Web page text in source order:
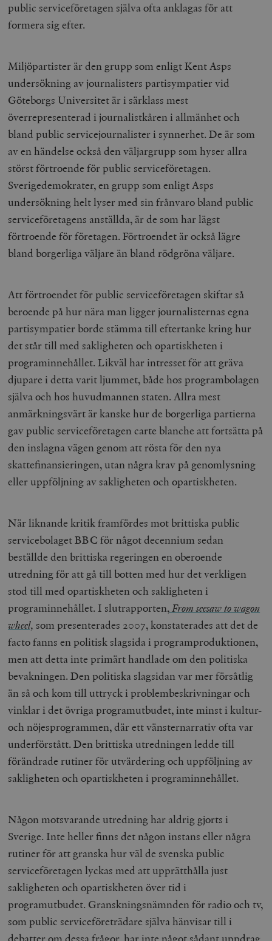
public serviceföretagen själva ofta anklagas för att
formera sig efter.
Miljöpartister är den grupp som enligt Kent Asps
undersökning av journalisters partisympatier vid
Göteborgs Universitet är i särklass mest
överrepresenterad i journalistkåren i allmänhet och
bland public servicejournalister i synnerhet. De är som
av en händelse också den väljargrupp som hyser allra
störst förtroende för public serviceföretagen.
Sverigedemokrater, en grupp som enligt Asps
undersökning helt lyser med sin frånvaro bland public
serviceföretagens anställda, är de som har lägst
förtroende för företagen. Förtroendet är också lägre
bland borgerliga väljare än bland rödgröna väljare.
Att förtroendet för public serviceföretagen skiftar så
beroende på hur nära man ligger journalisternas egna
partisympatier borde stämma till eftertanke kring hur
det står till med sakligheten och opartiskheten i
programinnehållet. Likväl har intresset för att gräva
djupare i detta varit ljummet, både hos programbolagen
själva och hos huvudmannen staten. Allra mest
anmärkningsvärt är kanske hur de borgerliga partierna
gav public serviceföretagen carte blanche att fortsätta på
den inslagna vägen genom att rösta för den nya
skattefinansieringen, utan några krav på genomlysning
eller uppföljning av sakligheten och opartiskheten.
När liknande kritik framfördes mot brittiska public
servicebolaget BBC för något decennium sedan
beställde den brittiska regeringen en oberoende
utredning för att gå till botten med hur det verkligen
stod till med opartiskheten och sakligheten i
programinnehållet. I slutrapporten,From seesaw to wagon
wheel, som presenterades 2007, konstaterades att det de
facto fanns en politisk slagsida i programproduktionen,
men att detta inte primärt handlade om den politiska
bevakningen. Den politiska slagsidan var mer försåtlig
än så och kom till uttryck i problembeskrivningar och
vinklar i det övriga programutbudet, inte minst i kultur-
och nöjesprogrammen, där ett vänsternarrativ ofta var
underförstått. Den brittiska utredningen ledde till
förändrade rutiner för utvärdering och uppföljning av
sakligheten och opartiskheten i programinnehållet.
Någon motsvarande utredning har aldrig gjorts i
Sverige. Inte heller finns det någon instans eller några
rutiner för att granska hur väl de svenska public
serviceföretagen lyckas med att upprätthålla just
sakligheten och opartiskheten över tid i
programutbudet. Granskningsnämnden för radio och tv,
som public serviceföreträdare själva hänvisar till i